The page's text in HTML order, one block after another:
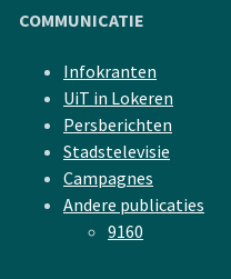
COMMUNICATIE
Infokranten
UiT in Lokeren
Persberichten
Stadstelevisie
Campagnes
Andere publicaties
9160